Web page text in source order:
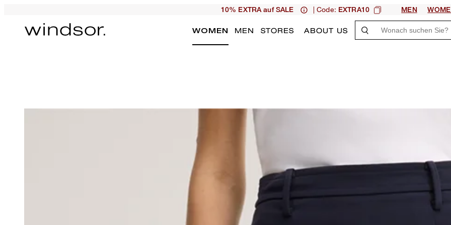
10% EXTRA auf SALE | Code: EXTRA10 MEN
WOMEN MEN STORES ABOUT US